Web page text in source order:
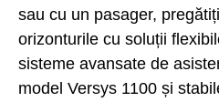
sau cu un pasager,
orizonturile cu soluții
sisteme avansate de
model Versys 1100 și